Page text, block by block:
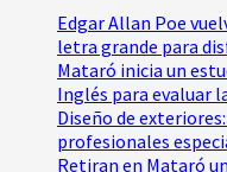
Edgar Allan Poe
letra grande para
Mataró inicia un
Inglés para evaluar
Diseño de
profesionales
Retiran en Mataró